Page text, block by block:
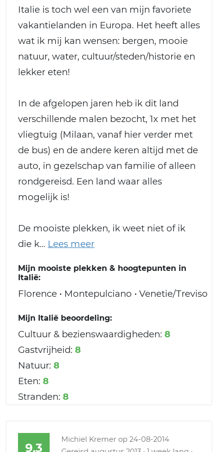
Italie is toch wel een van mijn favoriete
vakantielanden in Europa. Het heeft alles
wat ik mij kan wensen: bergen, mooie
natuur, water, cultuur/steden/historie en
lekker eten!
In de afgelopen jaren heb ik dit land
verschillende malen bezocht, 1x met het
vliegtuig (Milaan, vanaf hier verder met
de bus) en de andere keren altijd met de
auto, in gezelschap van familie of alleen
rondgereisd. Een land waar alles
mogelijk is!
De mooiste plekken, ik weet niet of ik
die k
Mijn mooiste plekken & hoogtepunten in
Italië:
Florence • Montepulciano • Venetie/Treviso
Mijn Italië beoordeling:
Cultuur & bezienswaardigheden: 8
Gastvrijheid: 8
Natuur: 8
Eten: 8
Stranden: 8
9,3
Michiel Kremer op 24-08-2014